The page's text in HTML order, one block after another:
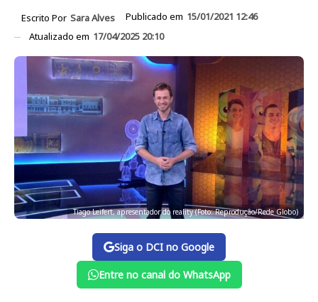
Escrito Por Sara Alves Publicado em 15/01/2021 12:46
Atualizado em 17/04/2025 20:10
Tiago Leifert, apresentador do reality (Foto: Reprodução/Rede Globo)
Siga o DCI no Google
Entre no canal do WhatsApp